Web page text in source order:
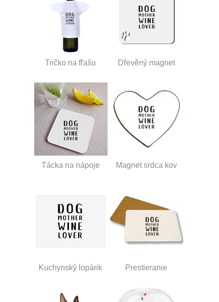
Tričko na fľašu Dřevěný magnet
Tácka na nápoje Magnet srdca kov
Kuchynský lopárik Prestieranie